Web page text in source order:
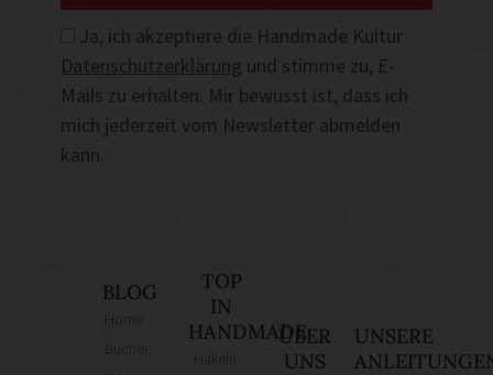
Ja, ich akzeptiere die Handmade Kultur
Datenschutzerklärung und stimme zu, E-
Mails zu erhalten. Mir bewusst ist, dass ich
mich jederzeit vom Newsletter abmelden
kann.
BLOG
TOP
IN
HANDMADEÜBER
UNS
UNSERE